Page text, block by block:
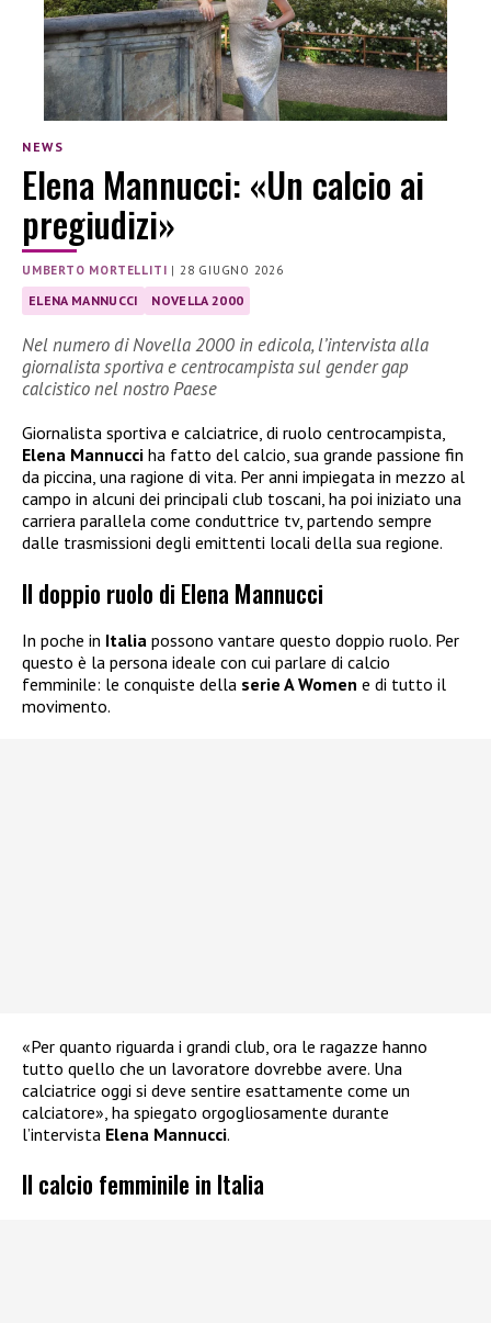
NEWS
Elena Mannucci: «Un calcio ai
pregiudizi»
UMBERTO MORTELLITI | 28 GIUGNO 2026
ELENA MANNUCCI NOVELLA 2000
Nel numero di Novella 2000 in edicola, l’intervista alla
giornalista sportiva e centrocampista sul gender gap
calcistico nel nostro Paese
Giornalista sportiva e calciatrice, di ruolo centrocampista,
Elena Mannucci ha fatto del calcio, sua grande passione fin
da piccina, una ragione di vita. Per anni impiegata in mezzo al
campo in alcuni dei principali club toscani, ha poi iniziato una
carriera parallela come conduttrice tv, partendo sempre
dalle trasmissioni degli emittenti locali della sua regione.
Il doppio ruolo di Elena Mannucci
In poche in Italia possono vantare questo doppio ruolo. Per
questo è la persona ideale con cui parlare di calcio
femminile: le conquiste della serie A Women e di tutto il
movimento.
«Per quanto riguarda i grandi club, ora le ragazze hanno
tutto quello che un lavoratore dovrebbe avere. Una
calciatrice oggi si deve sentire esattamente come un
calciatore», ha spiegato orgogliosamente durante
l’intervista Elena Mannucci.
Il calcio femminile in Italia